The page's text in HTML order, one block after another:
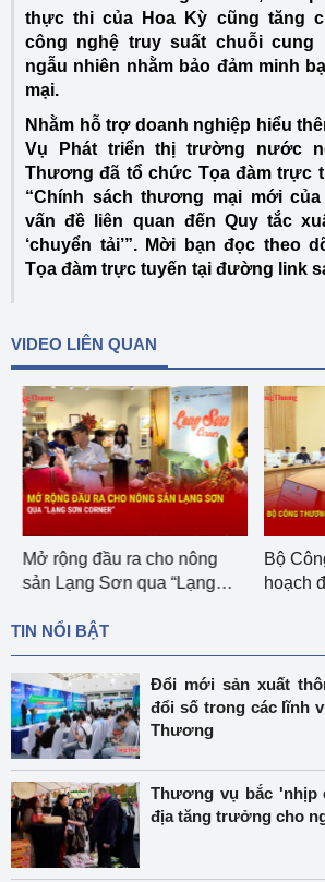
thực thi của Hoa Kỳ cũng tăng
công nghệ truy suất chuỗi cung
ngẫu nhiên nhằm bảo đảm minh
mại.
Nhằm hỗ trợ doanh nghiệp hiểu
Vụ Phát triển thị trường nước
Thương đã tổ chức Tọa đàm trực
“Chính sách thương mại mới
vấn đề liên quan đến Quy tắc
‘chuyển tải’”. Mời bạn đọc theo
Tọa đàm trực tuyến tại đường link
VIDEO LIÊN QUAN
Mở rộng đầu ra cho nông
sản Lạng Sơn qua “Lạng
Bộ
hoạch
TIN NỔI BẬT
Đổi mới sản xuất
đổi số trong các lĩnh
Thương
Thương vụ bắc 'nhịp
địa tăng trưởng cho